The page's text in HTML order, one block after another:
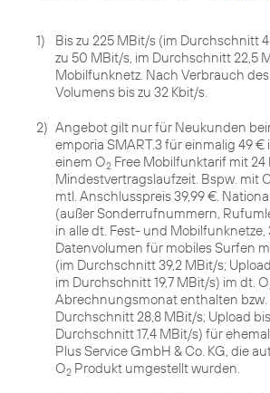
1)
Bis zu 225 MBit/s (im Durchschnitt
zu 50 MBit/s, im Durchschnitt 22,5
Mobilfunknetz. Nach Verbrauch
Volumens bis zu 32 Kbit/s.
2) Angebot gilt nur für Neukunden
emporia SMART.3 für einmalig 49
einem O2 Free Mobilfunktarif mit 24
Mindestvertragslaufzeit. Bspw. mit
mtl. Anschlusspreis 39,99 €.
(außer Sonderrufnummern,
in alle dt. Fest- und
Datenvolumen für mobiles Surfen
(im Durchschnitt 39,2 MBit/s;
im Durchschnitt 19,7 MBit/s) im dt. O
Abrechnungsmonat enthalten bzw.
Durchschnitt 28,8 MBit/s; Upload
Durchschnitt 17,4 MBit/s) für
Plus Service GmbH & Co. KG, die
O2 Produkt umgestellt wurden.